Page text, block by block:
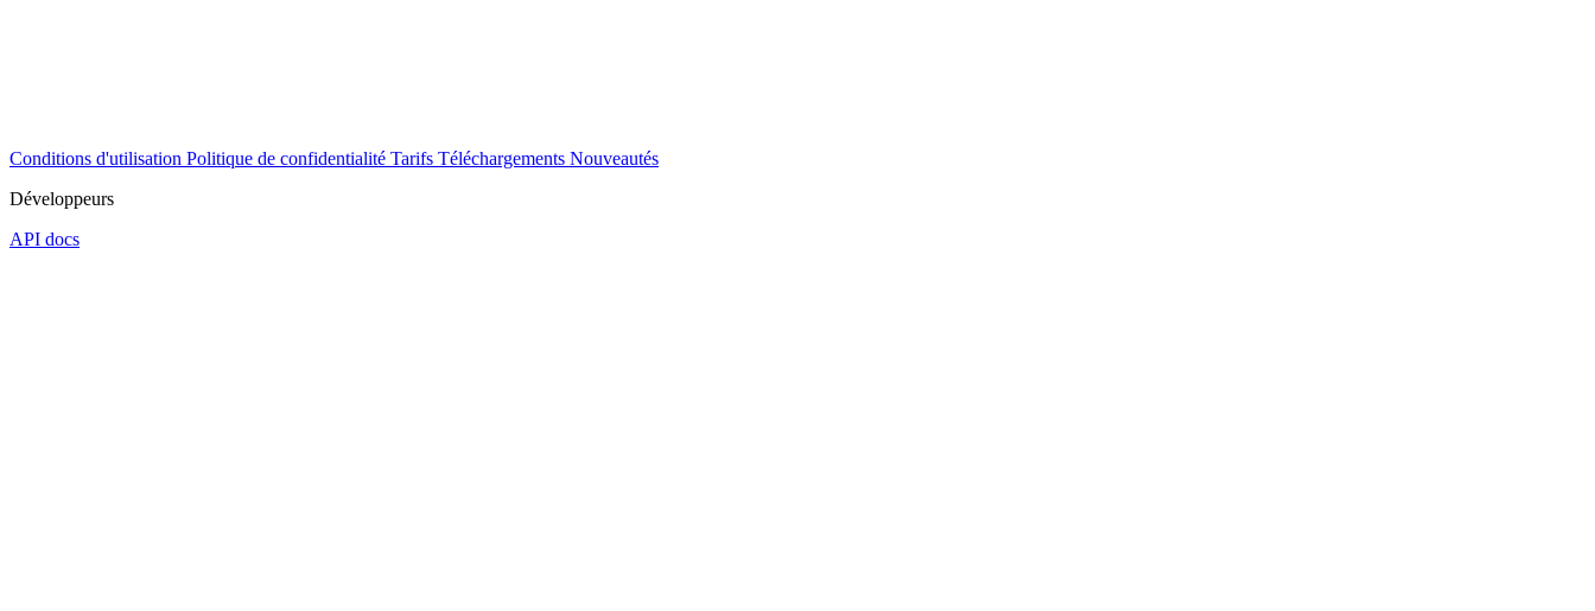
Conditions d'utilisation Politique de confidentialité Tarifs Téléchargements Nouveautés
Développeurs
API docs